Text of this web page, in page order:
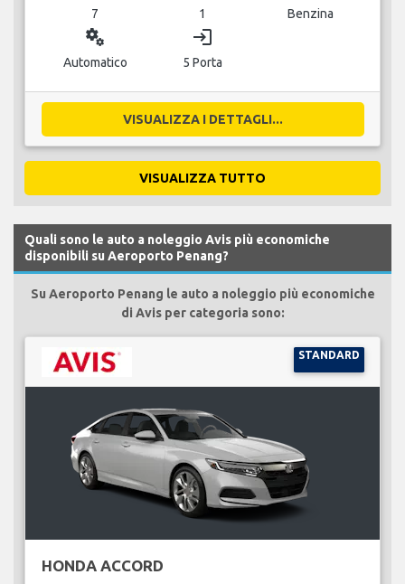
7 1 Benzina
miscellaneous_services
Automatico
login
5 Porta
VISUALIZZA I DETTAGLI...
VISUALIZZA TUTTO
Quali sono le auto a noleggio Avis più economiche
disponibili su Aeroporto Penang?
Su Aeroporto Penang le auto a noleggio più economiche
di Avis per categoria sono:
STANDARD
HONDA ACCORD